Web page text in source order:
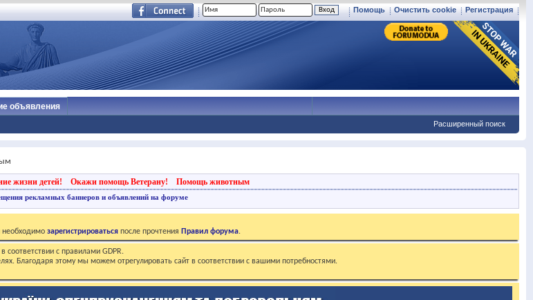
Регистрация
Очистить cookie
Помощь
объявления
Расширенный поиск
жизни детей! Окажи помощь Ветерану! Помощь животным
рекламных баннеров и объявлений на форуме
необходимо зарегистрироваться после прочтения Правил форума.
с правилами GDPR.
Благодаря этому мы можем отрегулировать сайт в соответствии с вашими потребностями.